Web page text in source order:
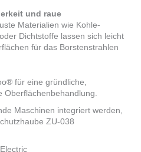
und raue
Materialien wie Kohle-
Dichtstoffe lassen sich leicht
für das Borstenstrahlen
für eine gründliche,
Maschinen integriert werden,
ZU-038